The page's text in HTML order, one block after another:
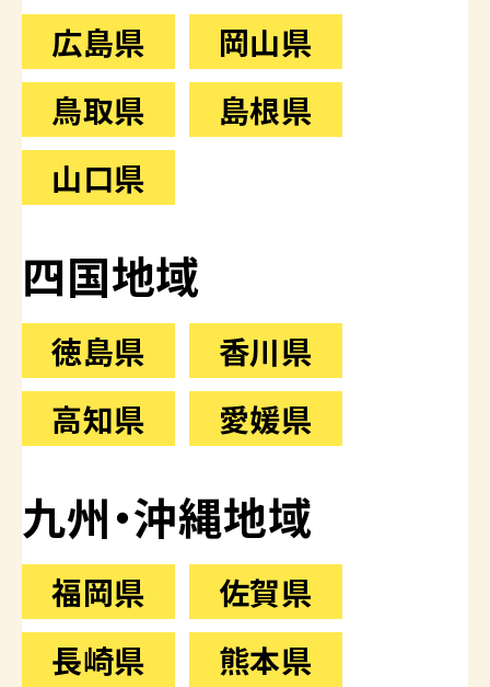
広島県
岡山県
鳥取県
島根県
山口県
四国地域
徳島県
香川県
高知県
愛媛県
九州・沖縄地域
福岡県
佐賀県
長崎県
熊本県